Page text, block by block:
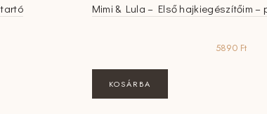
Mimi & Lula – Első hajkiegészítőim –
5890 Ft
KOSÁRBA